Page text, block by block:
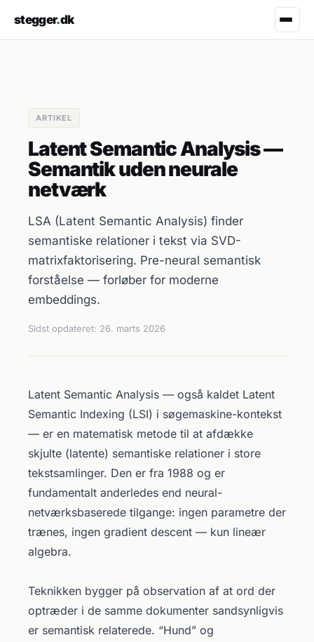
stegger.dk
ARTIKEL
Latent Semantic Analysis —
Semantik uden neurale
netværk
LSA (Latent Semantic Analysis) finder
semantiske relationer i tekst via SVD-
matrixfaktorisering. Pre-neural semantisk
forståelse — forløber for moderne
embeddings.
Sidst opdateret: 26. marts 2026
Latent Semantic Analysis — også kaldet Latent
Semantic Indexing (LSI) i søgemaskine-kontekst
— er en matematisk metode til at afdække
skjulte (latente) semantiske relationer i store
tekstsamlinger. Den er fra 1988 og er
fundamentalt anderledes end neural-
netværksbaserede tilgange: ingen parametre der
trænes, ingen gradient descent — kun lineær
algebra.
Teknikken bygger på observation af at ord der
optræder i de samme dokumenter sandsynligvis
er semantisk relaterede. “Hund” og